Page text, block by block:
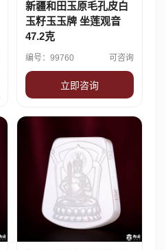
新疆和田玉原毛孔皮白
玉籽玉玉牌 坐莲观音
47.2克
编号：99760 可咨询
立即咨询